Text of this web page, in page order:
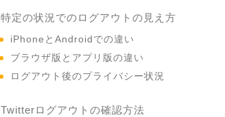
特定の状況でのログアウトの見え方
iPhoneとAndroidでの違い
ブラウザ版とアプリ版の違い
ログアウト後のプライバシー状況
Twitterログアウトの確認方法